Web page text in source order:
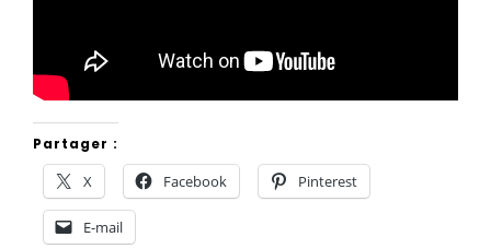
Partager :
X Facebook Pinterest
E-mail